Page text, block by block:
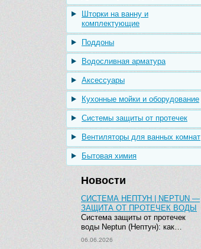
Шторки на ванну и
комплектующие
Поддоны
Водосливная арматура
Аксессуары
Кухонные мойки и оборудование
Системы защиты от протечек
Вентиляторы для ванных комнат
Бытовая химия
Новости
СИСТЕМА НЕПТУН | NEPTUN —
ЗАЩИТА ОТ ПРОТЕЧЕК ВОДЫ
Система защиты от протечек
воды Neptun (Нептун): как…
06.06.2026